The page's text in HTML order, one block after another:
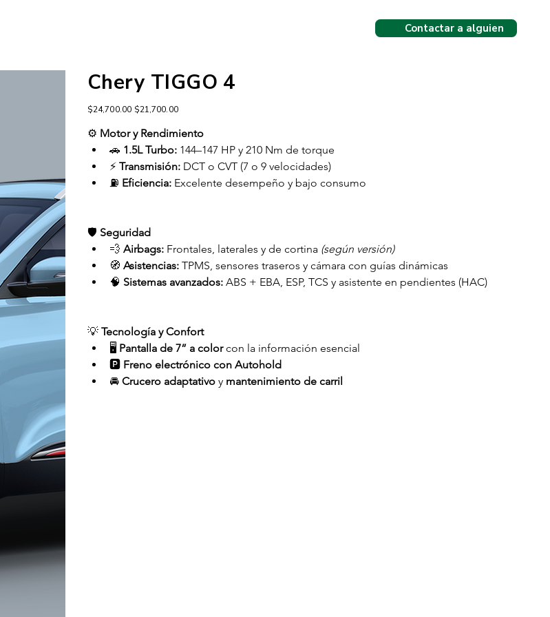
Contactar a alguien
Contactar a alguien
Chery TIGGO 4
Precio
original
$24,700.00 Precio
de
$21,700.00
⚙️ Motor y Rendimiento
🚗 1.5L Turbo: 144–147 HP y 210 Nm de torque
⚡ Transmisión: DCT o CVT (7 o 9 velocidades)
⛽ Eficiencia: Excelente desempeño y bajo consumo
🛡️ Seguridad
💨 Airbags: Frontales, laterales y de cortina (según versión)
🧭 Asistencias: TPMS, sensores traseros y cámara con guías dinámicas
🧠 Sistemas avanzados: ABS + EBA, ESP, TCS y asistente en pendientes (HAC)
💡 Tecnología y Confort
🖥️ Pantalla de 7” a color con la información esencial
🅿️ Freno electrónico con Autohold
🚘 Crucero adaptativo y mantenimiento de carril